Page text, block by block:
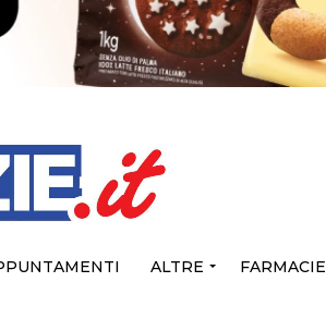
ALTRE FARMACIE